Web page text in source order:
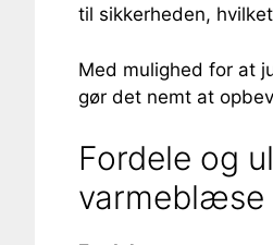
til sikkerheden,
Med mulighed for at
gør det nemt at
Fordele og
varmeblæse